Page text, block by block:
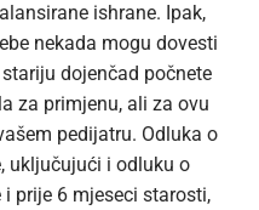
ishrane. Ipak,
nekada mogu dovesti
dojenčad počnete
za primjenu, ali za ovu
pedijatru. Odluka o
uključujući i odluku o
prije 6 mjeseci starosti,